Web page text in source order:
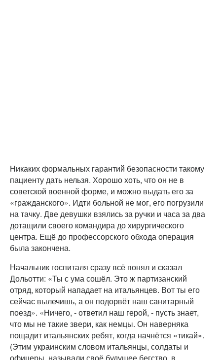
Никаких формальных гарантий безопасности такому
пациенту дать нельзя. Хорошо хоть, что он не в
советской военной форме, и можно выдать его за
«гражданского». Идти больной не мог, его погрузили
на тачку. Две девушки взялись за ручки и часа за два
дотащили своего командира до хирургического
центра. Ещё до профессорского обхода операция
была закончена.
Начальник госпиталя сразу всё понял и сказал
Дольотти: «Ты с ума сошёл. Это ж партизанский
отряд, который нападает на итальянцев. Вот ты его
сейчас вылечишь, а он подорвёт наш санитарный
поезд». «Ничего, - ответил наш герой, - пусть знает,
что мы не такие звери, как немцы. Он наверняка
пощадит итальянских ребят, когда начнётся «тикай».
(Этим украинским словом итальянцы, солдаты и